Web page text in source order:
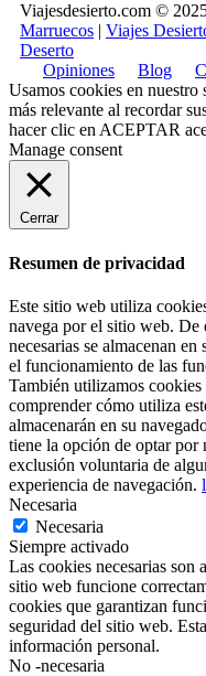
Viajesdesierto.com ©
Marruecos | Viajes
Deserto
Opiniones
Blog
Usamos cookies en
más relevante al recordar
hacer clic en ACEPTAR
Manage consent
Cerrar
Resumen de privacidad
Este sitio web utiliza
navega por el sitio web. De
necesarias se almacenan
el funcionamiento de las
También utilizamos
comprender cómo utiliza
almacenarán en su
tiene la opción de optar por
exclusión voluntaria de
experiencia de navegación.
Necesaria
Necesaria
Siempre activado
Las cookies necesarias son
sitio web funcione
cookies que garantizan
seguridad del sitio web.
información personal.
No -necesaria